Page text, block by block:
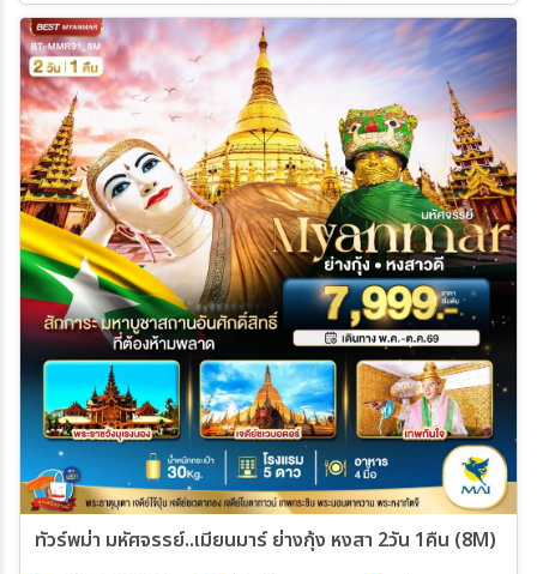
ทัวร์พม่า มหัศจรรย์..เมียนมาร์ ย่างกุ้ง หงสา 2วัน 1คืน (8M)